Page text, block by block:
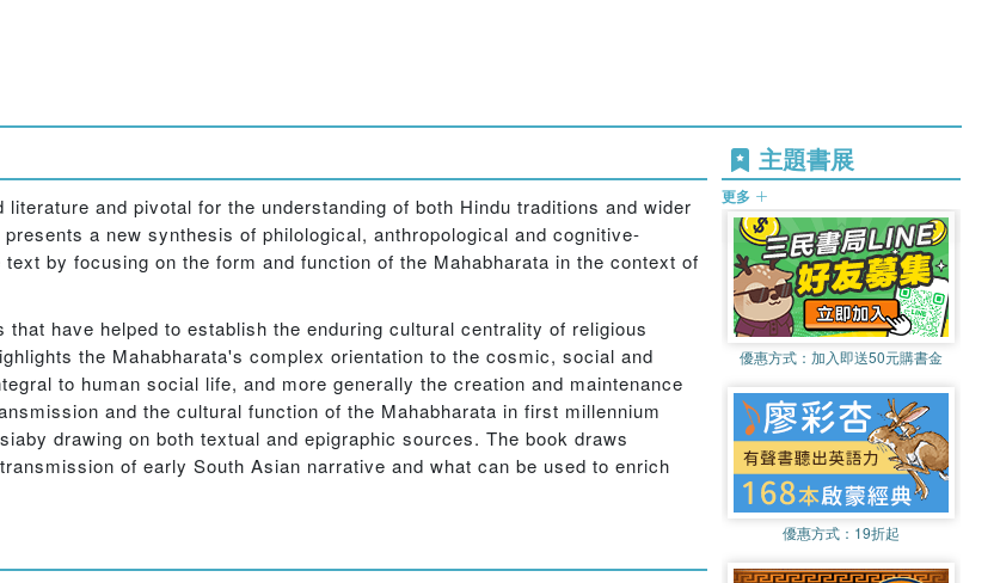
and pivotal for the understanding of both Hindu traditions and wider
a new synthesis of philological, anthropological and cognitive-
by focusing on the form and function of the Mahabharata in the context of
have helped to establish the enduring cultural centrality of religious
the Mahabharata's complex orientation to the cosmic, social and
to human social life, and more generally the creation and maintenance
and the cultural function of the Mahabharata in first millennium
drawing on both textual and epigraphic sources. The book draws
of early South Asian narrative and what can be used to enrich
主題書展
更多
優惠方式： 加入即送50元購書金
優惠方式： 19折起